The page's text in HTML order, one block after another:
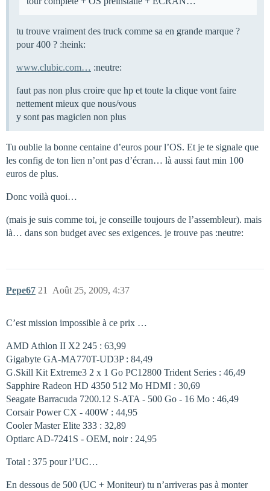
tu trouve vraiment des truck comme sa en grande marque ?
pour 400 ? :heink:
www.clubic.com… :neutre:
faut pas non plus croire que hp et toute la clique vont faire
nettement mieux que nous/vous
y sont pas magicien non plus
Tu oublie la bonne centaine d’euros pour l’OS. Et je te signale que
les config de ton lien n’ont pas d’écran… là aussi faut min 100
euros de plus.
Donc voilà quoi…
(mais je suis comme toi, je conseille toujours de l’assembleur). mais
là… dans son budget avec ses exigences. je trouve pas :neutre:
Pepe67 Août 25, 2009, 4:37
21
C’est mission impossible à ce prix …
AMD Athlon II X2 245 : 63,99 
Gigabyte GA-MA770T-UD3P : 84,49 
G.Skill Kit Extreme3 2 x 1 Go PC12800 Trident Series : 46,49 
Sapphire Radeon HD 4350 512 Mo HDMI : 30,69 
Seagate Barracuda 7200.12 S-ATA - 500 Go - 16 Mo : 46,49 
Corsair Power CX - 400W : 44,95 
Cooler Master Elite 333 : 32,89 
Optiarc AD-7241S - OEM, noir : 24,95 
Total : 375 pour l’UC…
En dessous de 500 (UC + Moniteur) tu n’arriveras pas à monter